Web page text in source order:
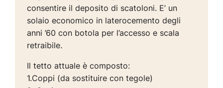
consentire il deposito di scatoloni. E’ un
solaio economico in laterocemento degli
anni ’60 con botola per l’accesso e scala
retraibile.
Il tetto attuale è composto:
1.Coppi (da sostituire con tegole)